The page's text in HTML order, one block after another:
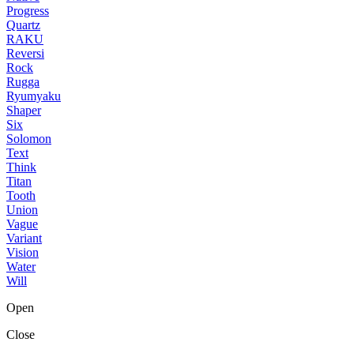
Progress
Quartz
RAKU
Reversi
Rock
Rugga
Ryumyaku
Shaper
Six
Solomon
Text
Think
Titan
Tooth
Union
Vague
Variant
Vision
Water
Will
Open
Close